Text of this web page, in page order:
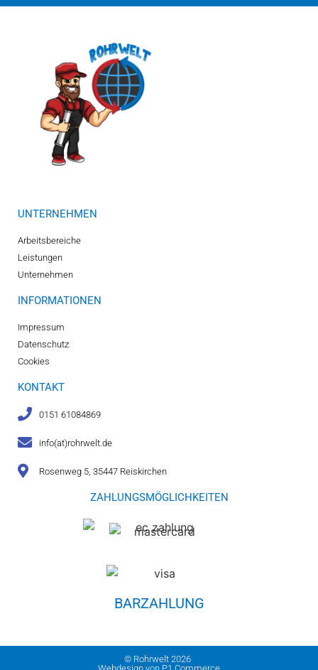
UNTERNEHMEN
Arbeitsbereiche
Leistungen
Unternehmen
INFORMATIONEN
Impressum
Datenschutz
Cookies
KONTAKT
0151 61084869
info(at)rohrwelt.de
Rosenweg 5, 35447 Reiskirchen
ZAHLUNGSMÖGLICHKEITEN
BARZAHLUNG
© Rohrwelt 2026